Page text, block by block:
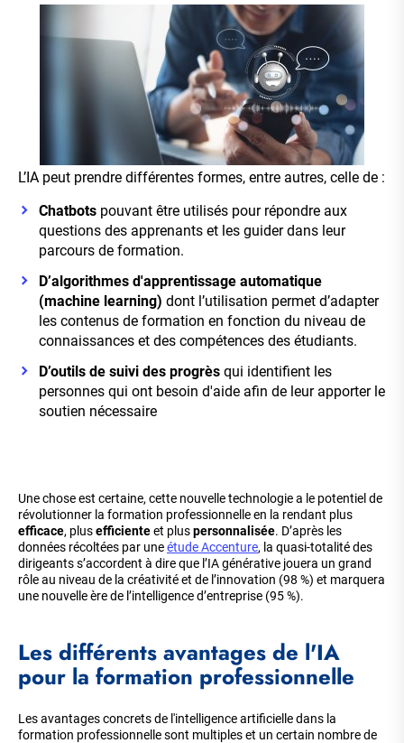
L’IA peut prendre différentes formes, entre autres, celle de :
Chatbots pouvant être utilisés pour répondre aux
questions des apprenants et les guider dans leur
parcours de formation.
D’algorithmes d'apprentissage automatique
(machine learning) dont l’utilisation permet d’adapter
les contenus de formation en fonction du niveau de
connaissances et des compétences des étudiants.
D’outils de suivi des progrès qui identifient les
personnes qui ont besoin d'aide afin de leur apporter le
soutien nécessaire
Une chose est certaine, cette nouvelle technologie a le potentiel de
révolutionner la formation professionnelle en la rendant plus
efficace, plusefficienteet pluspersonnalisée. D’après les
données récoltées par uneétude Accenture, la quasi-totalité des
dirigeants s’accordent à dire que l’IA générative jouera un grand
rôle au niveau de la créativité et de l’innovation (98 %) et marquera
une nouvelle ère de l’intelligence d’entreprise (95 %).
Les différents avantages de l'IA
pour la formation professionnelle
Les avantages concrets de l'intelligence artificielle dans la
formation professionnelle sont multiples et un certain nombre de